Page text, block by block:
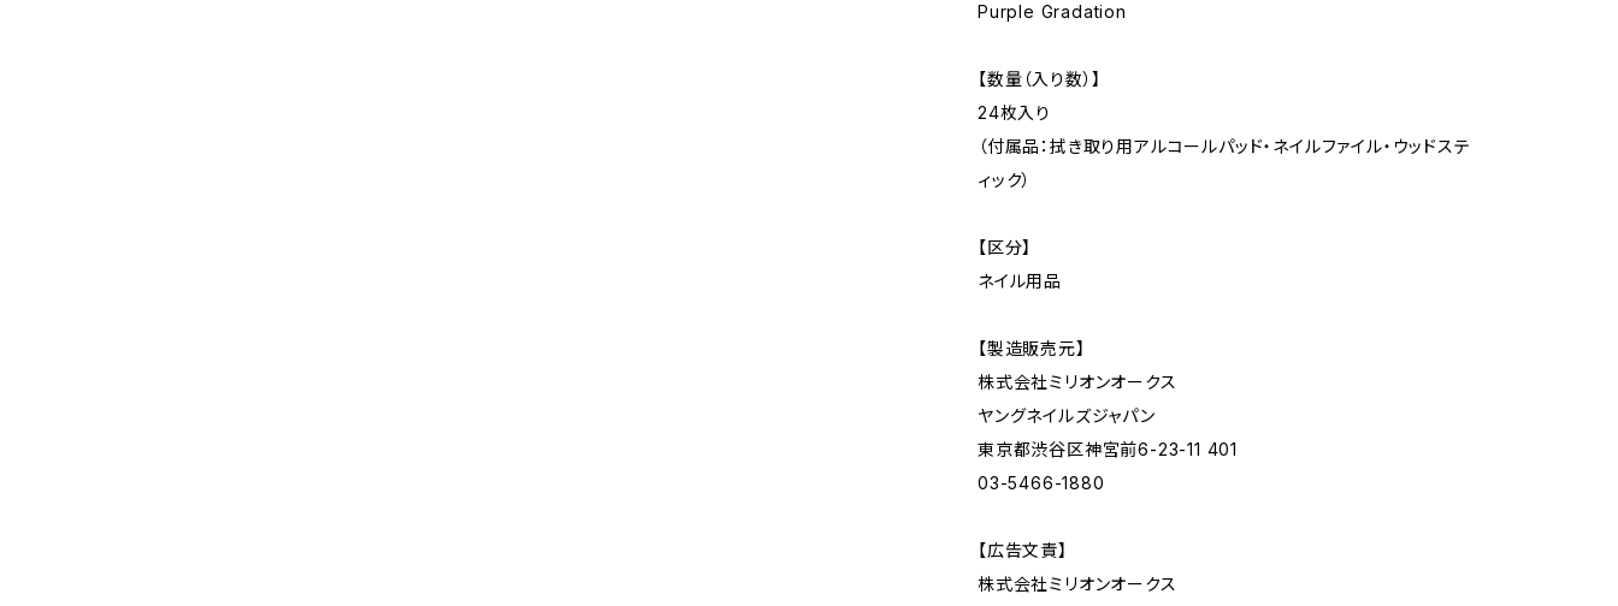
Purple Gradation
【数量（入り数）】
24枚入り
（付属品：拭き取り用アルコールパッド・ネイルファイル・ウッドステ
ィック）
【区分】
ネイル用品
【製造販売元】
株式会社ミリオンオークス
ヤングネイルズジャパン
東京都渋谷区神宮前6-23-11 401
03-5466-1880
【広告文責】
株式会社ミリオンオークス